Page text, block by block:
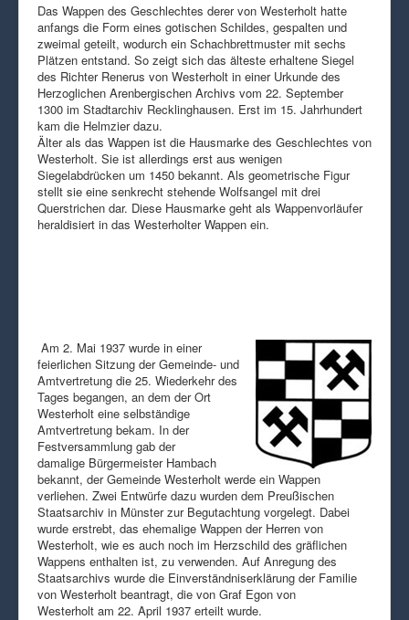
Das Wappen des Geschlechtes derer von Westerholt hatte
anfangs die Form eines gotischen Schildes, gespalten und
zweimal geteilt, wodurch ein Schachbrettmuster mit sechs
Plätzen entstand. So zeigt sich das älteste erhaltene Siegel
des Richter Renerus von Westerholt in einer Urkunde des
Herzoglichen Arenbergischen Archivs vom 22. September
1300 im Stadtarchiv Recklinghausen. Erst im 15. Jahrhundert
kam die Helmzier dazu.
Älter als das Wappen ist die Hausmarke des Geschlechtes von
Westerholt. Sie ist allerdings erst aus wenigen
Siegelabdrücken um 1450 bekannt. Als geometrische Figur
stellt sie eine senkrecht stehende Wolfsangel mit drei
Querstrichen dar. Diese Hausmarke geht als Wappenvorläufer
heraldisiert in das Westerholter Wappen ein.
Am 2. Mai 1937 wurde in einer
feierlichen Sitzung der Gemeinde- und
Amtvertretung die 25. Wiederkehr des
Tages begangen, an dem der Ort
Westerholt eine selbständige
Amtvertretung bekam. In der
Festversammlung gab der
damalige Bürgermeister Hambach
bekannt, der Gemeinde Westerholt werde ein Wappen
verliehen. Zwei Entwürfe dazu wurden dem Preußischen
Staatsarchiv in Münster zur Begutachtung vorgelegt. Dabei
wurde erstrebt, das ehemalige Wappen der Herren von
Westerholt, wie es auch noch im Herzschild des gräflichen
Wappens enthalten ist, zu verwenden. Auf Anregung des
Staatsarchivs wurde die Einverständniserklärung der Familie
von Westerholt beantragt, die von Graf Egon von
Westerholt am 22. April 1937 erteilt wurde.